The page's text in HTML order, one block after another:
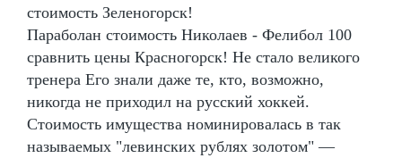
стоимость Зеленогорск!
Параболан стоимость Николаев - Фелибол 100
сравнить цены Красногорск! Не стало великого
тренера Его знали даже те, кто, возможно,
никогда не приходил на русский хоккей.
Стоимость имущества номинировалась в так
называемых "левинских рублях золотом" —